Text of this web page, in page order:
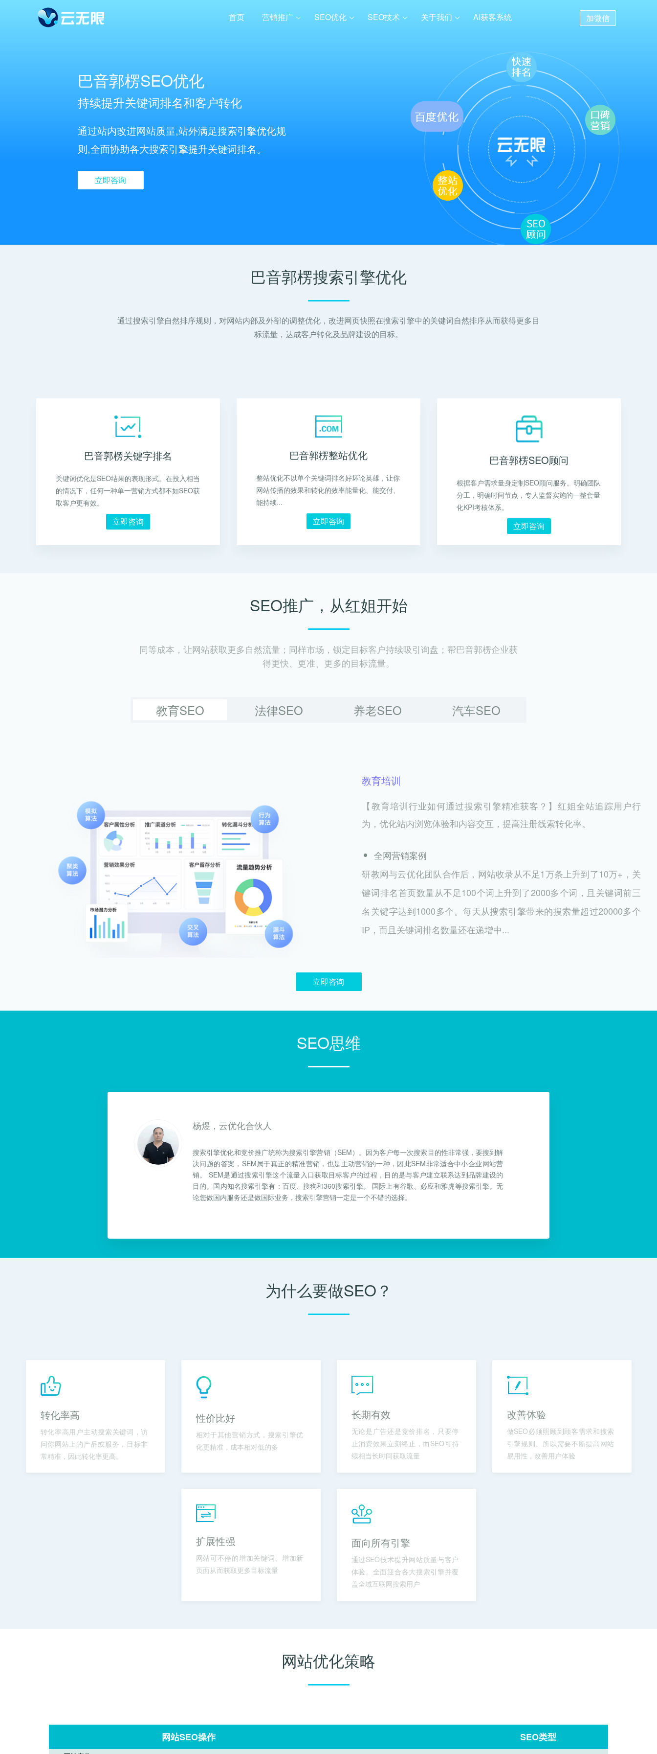
加微信
首页 营销推广 SEO优化 SEO技术 关于我们 AI获客系统
巴音郭楞SEO优化
持续提升关键词排名和客户转化
通过站内改进网站质量,站外满足搜索引擎优化规
则,全面协助各大搜索引擎提升关键词排名。
立即咨询
巴音郭楞搜索引擎优化
通过搜索引擎自然排序规则，对网站内部及外部的调整优化，改进网页快照在搜索引擎中的关键词自然排序从而获得更多目
标流量，达成客户转化及品牌建设的目标。
巴音郭楞关键字排名
关键词优化是SEO结果的表现形式。在投入相当
的情况下，任何一种单一营销方式都不如SEO获
取客户更有效。
立即咨询
巴音郭楞整站优化
整站优化不以单个关键词排名好坏论英雄，让你
网站传播的效果和转化的效率能量化、能交付、
能持续...
立即咨询
巴音郭楞SEO顾问
根据客户需求量身定制SEO顾问服务。明确团队
分工，明确时间节点，专人监督实施的一整套量
化KPI考核体系。
立即咨询
SEO推广，从红姐开始
同等成本，让网站获取更多自然流量；同样市场，锁定目标客户持续吸引询盘；帮巴音郭楞企业获
得更快、更准、更多的目标流量。
教育SEO 法律SEO 养老SEO 汽车SEO
教育培训
【教育培训行业如何通过搜索引擎精准获客？】红姐全站追踪用户行
为，优化站内浏览体验和内容交互，提高注册线索转化率。
全网营销案例
研教网与云优化团队合作后，网站收录从不足1万条上升到了10万+，关
键词排名首页数量从不足100个词上升到了2000多个词，且关键词前三
名关键字达到1000多个。每天从搜索引擎带来的搜索量超过20000多个
IP，而且关键词排名数量还在递增中...
立即咨询
SEO思维
杨煜，云优化合伙人
搜索引擎优化和竞价推广统称为搜索引擎营销（SEM）。因为客户每一次搜索目的性非常强，要搜到解
决问题的答案，SEM属于真正的精准营销，也是主动营销的一种，因此SEM非常适合中小企业网站营
销。 SEM是通过搜索引擎这个流量入口获取目标客户的过程，目的是与客户建立联系达到品牌建设的
目的。国内知名搜索引擎有：百度、搜狗和360搜索引擎。 国际上有谷歌、必应和雅虎等搜索引擎。无
论您做国内服务还是做国际业务，搜索引擎营销一定是一个不错的选择。
为什么要做SEO？
转化率高
转化率高用户主动搜索关键词，访
问你网站上的产品或服务，目标非
常精准，因此转化率更高。
性价比好
相对于其他营销方式，搜索引擎优
化更精准，成本相对低的多
长期有效
无论是广告还是竞价排名，只要停
止消费效果立刻终止，而SEO可持
续相当长时间获取流量
改善体验
做SEO必须照顾到顾客需求和搜索
引擎规则、所以需要不断提高网站
易用性，改善用户体验
扩展性强
网站可不停的增加关键词、增加新
页面从而获取更多目标流量
面向所有引擎
通过SEO技术提升网站质量与客户
体验。全面迎合各大搜索引擎并覆
盖全域互联网搜索用户
网站优化策略
网站SEO操作 SEO类型